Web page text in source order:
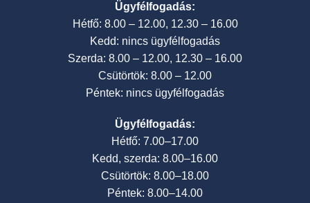
Ügyfélfogadás:
Hétfő: 8.00 – 12.00, 12.30 – 16.00
Kedd: nincs ügyfélfogadás
Szerda: 8.00 – 12.00, 12.30 – 16.00
Csütörtök: 8.00 – 12.00
Péntek: nincs ügyfélfogadás
Ügyfélfogadás:
Hétfő: 7.00–17.00
Kedd, szerda: 8.00–16.00
Csütörtök: 8.00–18.00
Péntek: 8.00–14.00